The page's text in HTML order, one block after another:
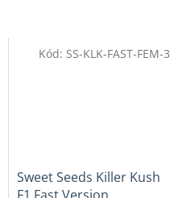
Sweet Seeds Killer Kush
Kód: SS-KLK-FAST-FEM-3